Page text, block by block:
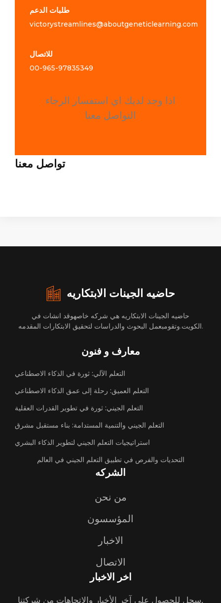
طلبات الدعم
victorystreamlines@aboutgeneticlearning.com
للاتصال
00-965-97835349
اذا وجد لديك اي استفسار الرجاء
التواصل معنا
تواصل معنا
حاضيه الجينات الابتكاريه
حاضيه الجينات الابتكاريه هي شركه خاصهوقد انشات في
الكويت.وتقومبعمل البحوث والدراسات لتحقيق الابتكارات المقدمه.
معارف و فنون
التعلم الآلي: ثورة في الذكاء الاصطناعي
التعلم العميق: رحلة إلى عمق الذكاء الاصطناعي
التعلم الجيني: ثورة في تطوير القدرات العقلية
التعلم الجيني والتنمية المستدامة: بناء مستقبل مشرق
استراتيجيات التعلم الجيني لتطوير الذكاء البشري
التحديات والفرص في تطبيق التعلم الجيني في العالم
الشركه
من نحن
المؤسسون
الاخبار
الاتصال
اخر الاخبار
سجل للحصول على آخر الأخبار والاتجاهات من شركتنا.